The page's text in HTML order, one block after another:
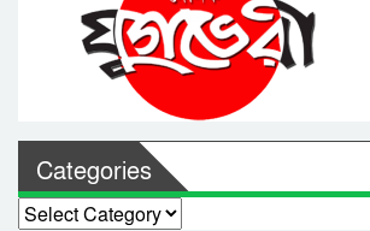
Categories
Categories